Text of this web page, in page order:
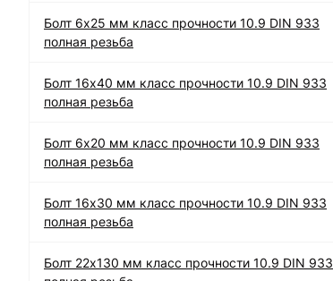
Болт 6х25 мм класс прочности 10.9 DIN 933
полная резьба
Болт 16х40 мм класс прочности 10.9 DIN 933
полная резьба
Болт 6х20 мм класс прочности 10.9 DIN 933
полная резьба
Болт 16х30 мм класс прочности 10.9 DIN 933
полная резьба
Болт 22х130 мм класс прочности 10.9 DIN 933